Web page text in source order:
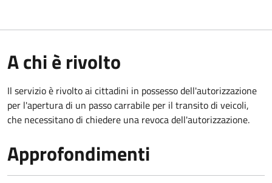
A chi è rivolto
Il servizio è rivolto ai cittadini in possesso dell'autorizzazione
per l'apertura di un passo carrabile per il transito di veicoli,
che necessitano di chiedere una revoca dell'autorizzazione.
Approfondimenti